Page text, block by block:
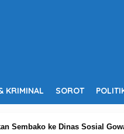
KRIMINAL SOROT
Sembako ke Dinas Sosial